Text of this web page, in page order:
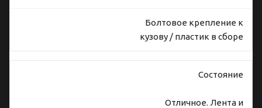
Болтовое крепление к
кузову / пластик в сборе
Состояние
Отличное. Лента и